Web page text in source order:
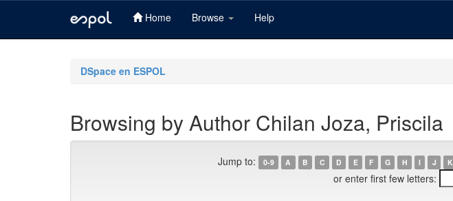
Home Browse Help
DSpace en ESPOL
Browsing by Author Chilan Joza, Priscila
Jump to: 0-9 A B C D E F G H I J K
or enter first few letters: